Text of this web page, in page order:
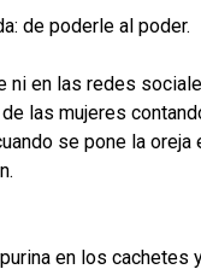
de poderle al poder.
ni en las redes
las mujeres
se pone la
en los cachetes